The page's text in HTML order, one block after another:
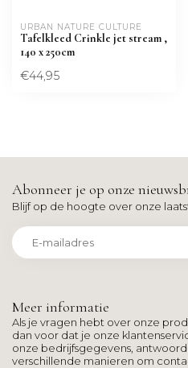
URBAN NATURE CULTURE
Tafelkleed Crinkle jet stream ,
140 x 250cm
€44,95
Meer informatie
Als je vragen hebt over onze
dan voor dat je onze
onze bedrijfsgegevens,
verschillende manieren om
Abonneer je op onze
Blijf op de hoogte over onze